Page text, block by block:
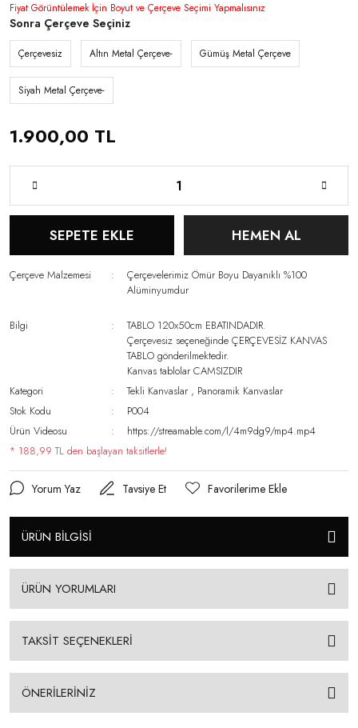
Fiyat Görüntülemek İçin Boyut ve Çerçeve Seçimi Yapmalısınız
Sonra Çerçeve Seçiniz
Çerçevesiz Altın Metal Çerçeve- Gümüş Metal Çerçeve
Siyah Metal Çerçeve-
1.900,00 TL
SEPETE EKLE HEMEN AL
Çerçeve Malzemesi
Çerçevelerimiz Ömür Boyu Dayanıklı %100
Alüminyumdur
Bilgi
TABLO 120x50cm EBATINDADIR.
Çerçevesiz seçeneğinde ÇERÇEVESİZ KANVAS
TABLO gönderilmektedir.
Kanvas tablolar CAMSIZDIR
Kategori
Tekli Kanvaslar , Panoramik Kanvaslar
Stok Kodu
P004
Ürün Videosu
https://streamable.com/l/4m9dg9/mp4.mp4
* 188,99 TL den başlayan taksitlerle!
Yorum Yaz Tavsiye Et
ÜRÜN BİLGİSİ
ÜRÜN YORUMLARI
TAKSİT SEÇENEKLERİ
ÖNERİLERİNİZ